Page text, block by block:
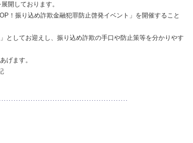
開しております。
！振り込め詐欺金融犯罪防止啓発イベント」を開催すること
してお迎えし、振り込め詐欺の手口や防止策等を分かりやす
げます。